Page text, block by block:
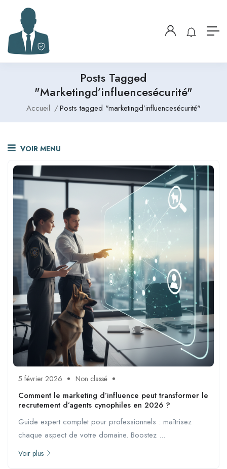
Posts Tagged
"marketingd’influencesécurité"
Accueil Posts tagged "marketingd’influencesécurité"
VOIR MENU
5 février 2026 Non classé
Comment le marketing d’influence peut transformer le
recrutement d’agents cynophiles en 2026 ?
Guide expert complet pour professionnels : maîtrisez
chaque aspect de votre domaine. Boostez ...
Voir plus